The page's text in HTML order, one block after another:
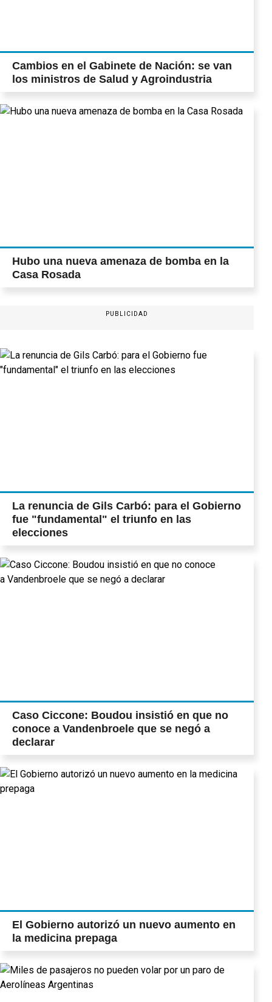
Cambios en el Gabinete de Nación: se van
los ministros de Salud y Agroindustria
Hubo una nueva amenaza de bomba en la
Casa Rosada
PUBLICIDAD
La renuncia de Gils Carbó: para el Gobierno
fue "fundamental" el triunfo en las
elecciones
Caso Ciccone: Boudou insistió en que no
conoce a Vandenbroele que se negó a
declarar
El Gobierno autorizó un nuevo aumento en
la medicina prepaga